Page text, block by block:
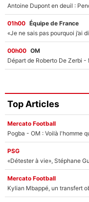
01h00 Équipe de France
00h00 OM
Top Articles
Mercato Football
Pogba - OM : Voilà l'homme
PSG
«Détester à vie», Stéphane
Mercato Football
Kylian Mbappé, un transfert